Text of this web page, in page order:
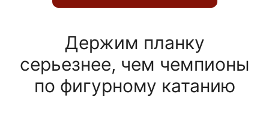
Держим планку
серьезнее, чем чемпионы
по фигурному катанию